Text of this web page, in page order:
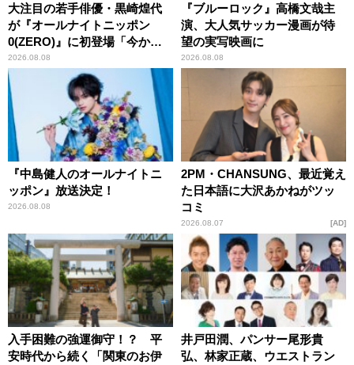
大注目の若手俳優・黒崎煌代
が『オールナイトニッポン
0(ZERO)』に初登場「今から
とてもワクワクしておりま
す！」
2026.08.08
『ブルーロック』高橋文哉主
演、大人気サッカー漫画が待
望の実写映画に
2026.08.08
『中島健人のオールナイトニ
ッポン』放送決定！
2026.08.08
2PM・CHANSUNG、最近覚え
た日本語に大沢あかねがツッ
コミ
2026.08.07 AD
入手困難の強運御守！？ 平
安時代から続く「関東のお伊
井戸田潤、パンサー尾形貴
弘、林家正蔵、ウエストラン